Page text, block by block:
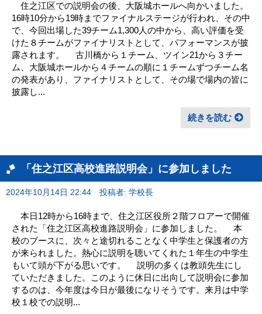
住之江区での説明会の後、大阪城ホールへ向かいました。
16時10分から19時までファイナルステージが行われ、その中
で、今回出場した39チーム1,300人の中から、高い評価を受
けた８チームがファイナリストとして、パフォーマンスが披
露されます。 古川橋から１チーム、ツイン21から３チー
ム、大阪城ホールから４チームの順に１チームずつチーム名
の発表があり、ファイナリストとして、その場で場内の皆に
披露し...
続きを読む
「住之江区高校進路説明会」に参加しました
2024年10月14日 22:44 投稿者: 学校長
本日12時から16時まで、住之江区役所２階フロアーで開催
された「住之江区高校進路説明会」に参加しました。 本
校のブースに、次々と途切れることなく中学生と保護者の方
が来られました。熱心に説明を聴いてくれた１年生の中学生
もいて頭が下がる思いです。 説明の多くは教頭先生にし
ていただきました。このように休日に出向して説明会に参加
するのは、今年度は今日が最後になりそうです。来月は中学
校１校での説明...